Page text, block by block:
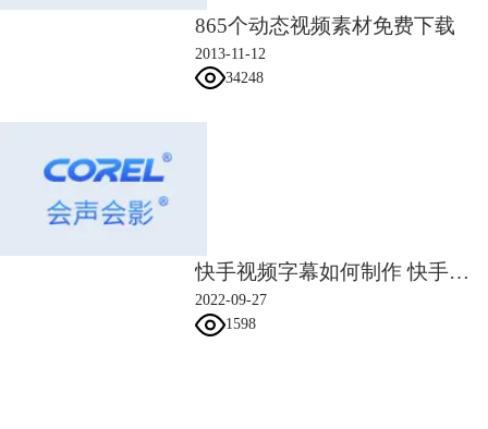
如图5所示，在动画效果设置界面，在时间轴选择一点，然后点击图示“添
加关键帧”按钮，缩短两个关键帧之间的间隔。
865个动态视频素材免费下载
2013-11-12
34248
快手视频字幕如何制作 快手字幕怎样调大小
2022-09-27
1598